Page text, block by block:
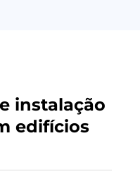
instalação
edifícios